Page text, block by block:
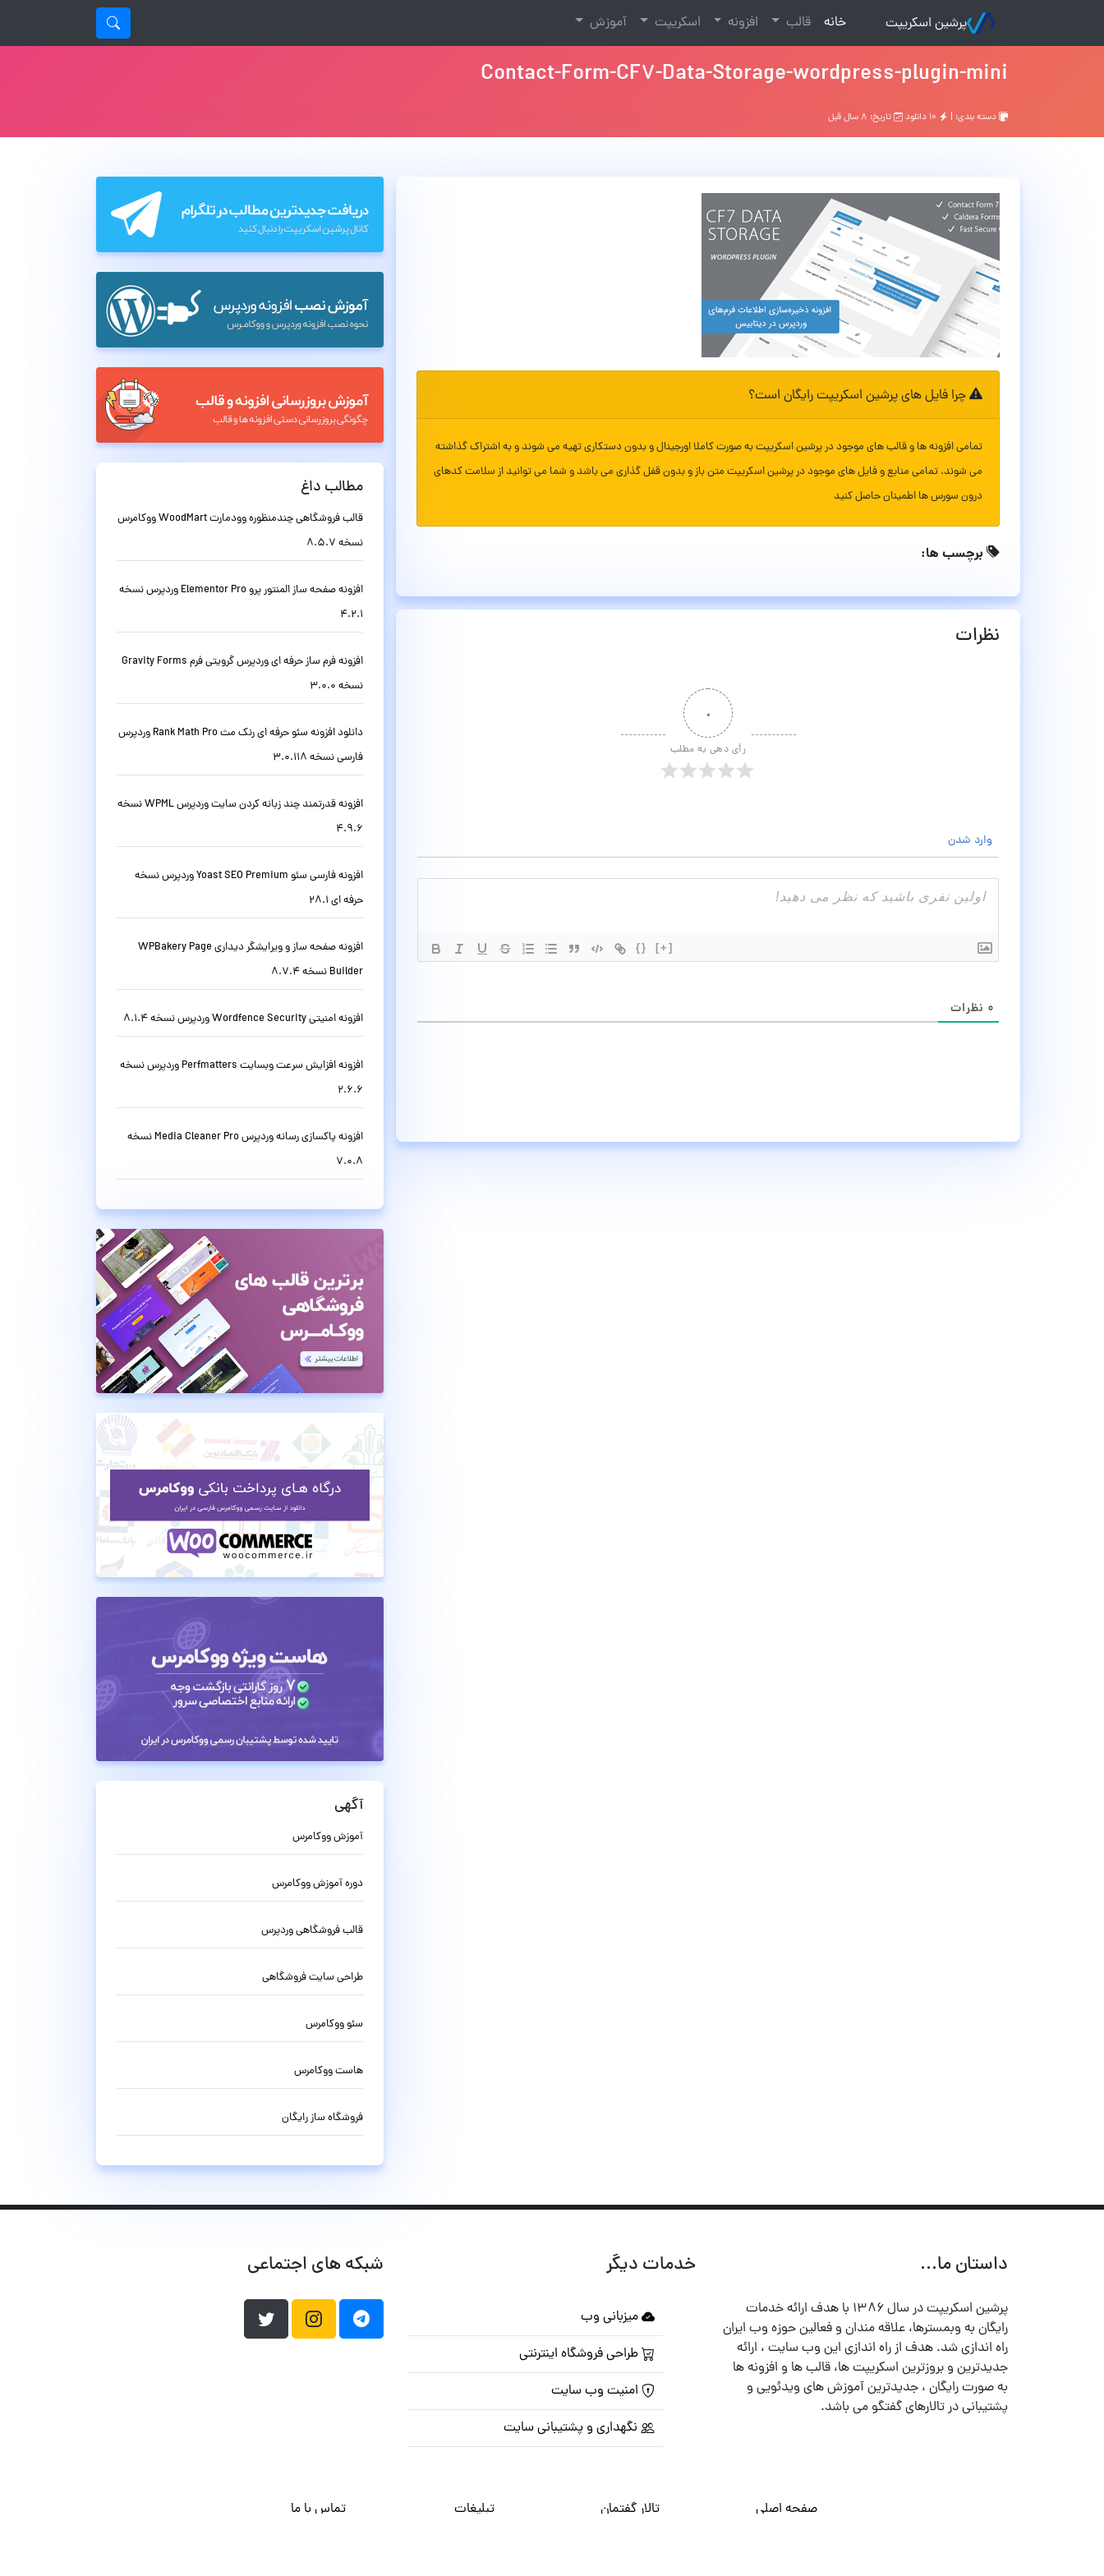
پرشین اسکریپت خانه
(current) قالب افزونه اسکریپت آموزش
Contact-Form-CF7-Data-Storage-wordpress-plugin-mini
دسته بندی: | تاریخ: ۸ سال قبل
چرا فایل های پرشین اسکریپت رایگان است؟
تمامی افزونه ها و قالب های موجود در پرشین اسکریپت به صورت کاملا اورجینال و بدون دستکاری تهیه می شوند و به اشتراک گذاشته
می شوند. تمامی منابع و فایل های موجود در پرشین اسکریپت متن باز و بدون قفل گذاری می باشد و شما می توانید از سلامت کدهای
درون سورس ها اطمینان حاصل کنید
برچسب ها:
نظرات
۰
رأی دهی به مطلب
وارد شدن
{} [+]
۰ نظرات
مطالب داغ
قالب فروشگاهی چندمنظوره وودمارت WoodMart ووکامرس
نسخه 8.5.7
افزونه صفحه ساز المنتور پرو Elementor Pro وردپرس نسخه
4.2.1
افزونه فرم ساز حرفه ای وردپرس گرویتی فرم Gravity Forms
نسخه 3.0.0
دانلود افزونه سئو حرفه ای رنک مث Rank Math Pro وردپرس
فارسی نسخه 3.0.118
افزونه قدرتمند چند زبانه کردن سایت وردپرس WPML نسخه
4.9.6
افزونه فارسی سئو Yoast SEO Premium وردپرس نسخه
حرفه ای 28.1
افزونه صفحه ساز و ویرایشگر دیداری WPBakery Page
Builder نسخه 8.7.4
افزونه امنیتی Wordfence Security وردپرس نسخه 8.1.4
افزونه افزایش سرعت وبسایت Perfmatters وردپرس نسخه
2.6.6
افزونه پاکسازی رسانه وردپرس Media Cleaner Pro نسخه
7.0.8
آگهی
آموزش ووکامرس
دوره آموزش ووکامرس
قالب فروشگاهی وردپرس
طراحی سایت فروشگاهی
سئو ووکامرس
هاست ووکامرس
فروشگاه ساز رایگان
داستان ما...
پرشین اسکریپت در سال ۱۳۸۶ با هدف ارائه خدمات
رایگان به وبمسترها، علاقه مندان و فعالین حوزه وب ایران
راه اندازی شد. هدف از راه اندازی این وب سایت ، ارائه
جدیدترین و بروزترین اسکریپت ها، قالب ها و افزونه ها
به صورت رایگان ، جدیدترین آموزش های ویدئویی و
پشتیبانی در تالارهای گفتگو می باشد.
خدمات دیگر
میزبانی وب
طراحی فروشگاه اینترنتی
امنیت وب سایت
نگهداری و پشتیبانی سایت
شبکه های اجتماعی
صفحه اصلی تالار گفتمان تبلیغات تماس با ما